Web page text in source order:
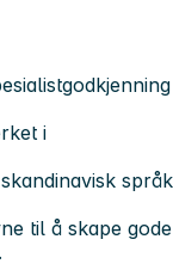
i
språk
til å skape gode